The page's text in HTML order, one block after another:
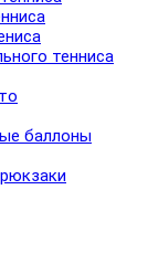
тенниса
баллоны